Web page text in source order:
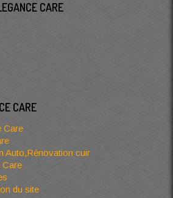
CARE
CARE
Care
Auto,Rénovation cuir
Care
du site